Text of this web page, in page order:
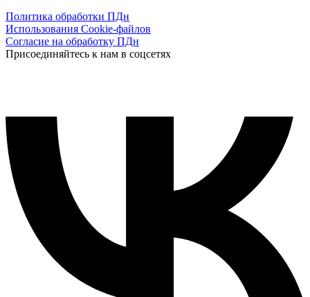
Политика обработки ПДн
Использования Cookie-файлов
Согласие на обработку ПДн
Присоединяйтесь к нам в соцсетях